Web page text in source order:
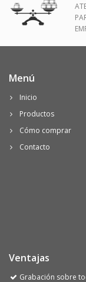
Menú
Inicio
Productos
Cómo comprar
Contacto
Ventajas
Grabación sobre